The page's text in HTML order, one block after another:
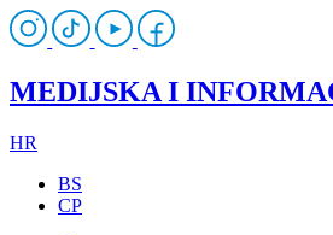
MEDIJSKA I
HR
BS
CP